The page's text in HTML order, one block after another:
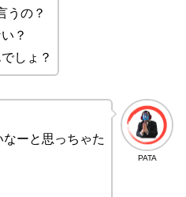
うの？
？
しょ？
PATA
ーと思っちゃた